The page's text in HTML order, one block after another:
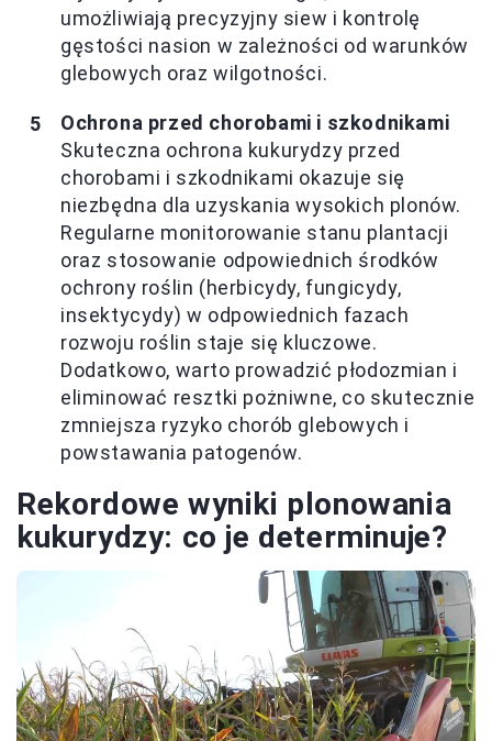
umożliwiają precyzyjny siew i kontrolę
gęstości nasion w zależności od warunków
glebowych oraz wilgotności.
Ochrona przed chorobami i szkodnikami
Skuteczna ochrona kukurydzy przed
chorobami i szkodnikami okazuje się
niezbędna dla uzyskania wysokich plonów.
Regularne monitorowanie stanu plantacji
oraz stosowanie odpowiednich środków
ochrony roślin (herbicydy, fungicydy,
insektycydy) w odpowiednich fazach
rozwoju roślin staje się kluczowe.
Dodatkowo, warto prowadzić płodozmian i
eliminować resztki pożniwne, co skutecznie
zmniejsza ryzyko chorób glebowych i
powstawania patogenów.
Rekordowe wyniki plonowania
kukurydzy: co je determinuje?